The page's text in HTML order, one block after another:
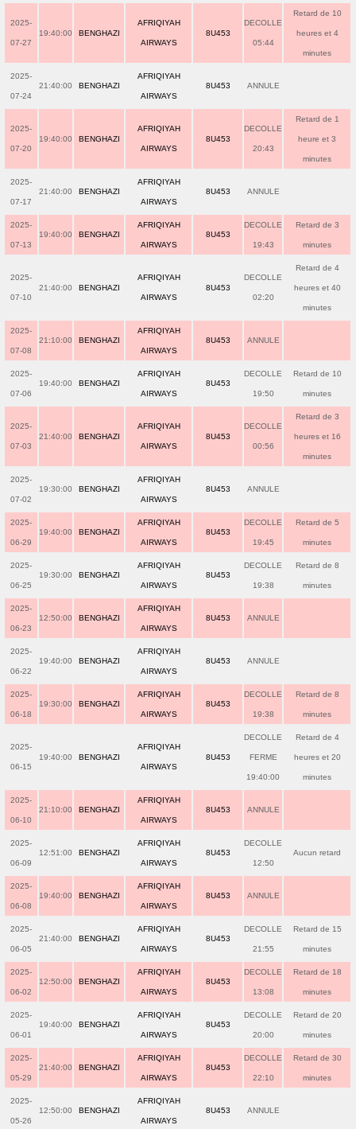
2025-
07-27
19:40:00 BENGHAZI
AFRIQIYAH
AIRWAYS
8U453
DECOLLE
05:44
Retard de 10
heures et 4
minutes
2025-
07-24
21:40:00 BENGHAZI
AFRIQIYAH
AIRWAYS
8U453 ANNULE
2025-
07-20
19:40:00 BENGHAZI
AFRIQIYAH
AIRWAYS
8U453
DECOLLE
20:43
Retard de 1
heure et 3
minutes
2025-
07-17
21:40:00 BENGHAZI
AFRIQIYAH
AIRWAYS
8U453 ANNULE
2025-
07-13
19:40:00 BENGHAZI
AFRIQIYAH
AIRWAYS
8U453
DECOLLE
19:43
Retard de 3
minutes
2025-
07-10
21:40:00 BENGHAZI
AFRIQIYAH
AIRWAYS
8U453
DECOLLE
02:20
Retard de 4
heures et 40
minutes
2025-
07-08
21:10:00 BENGHAZI
AFRIQIYAH
AIRWAYS
8U453 ANNULE
2025-
07-06
19:40:00 BENGHAZI
AFRIQIYAH
AIRWAYS
8U453
DECOLLE
19:50
Retard de 10
minutes
2025-
07-03
21:40:00 BENGHAZI
AFRIQIYAH
AIRWAYS
8U453
DECOLLE
00:56
Retard de 3
heures et 16
minutes
2025-
07-02
19:30:00 BENGHAZI
AFRIQIYAH
AIRWAYS
8U453 ANNULE
2025-
06-29
19:40:00 BENGHAZI
AFRIQIYAH
AIRWAYS
8U453
DECOLLE
19:45
Retard de 5
minutes
2025-
06-25
19:30:00 BENGHAZI
AFRIQIYAH
AIRWAYS
8U453
DECOLLE
19:38
Retard de 8
minutes
2025-
06-23
12:50:00 BENGHAZI
AFRIQIYAH
AIRWAYS
8U453 ANNULE
2025-
06-22
19:40:00 BENGHAZI
AFRIQIYAH
AIRWAYS
8U453 ANNULE
2025-
06-18
19:30:00 BENGHAZI
AFRIQIYAH
AIRWAYS
8U453
DECOLLE
19:38
Retard de 8
minutes
2025-
06-15
19:40:00 BENGHAZI
AFRIQIYAH
AIRWAYS
8U453
DECOLLE
FERME
19:40:00
Retard de 4
heures et 20
minutes
2025-
06-10
21:10:00 BENGHAZI
AFRIQIYAH
AIRWAYS
8U453 ANNULE
2025-
06-09
12:51:00 BENGHAZI
AFRIQIYAH
AIRWAYS
8U453
DECOLLE
12:50
Aucun retard
2025-
06-08
19:40:00 BENGHAZI
AFRIQIYAH
AIRWAYS
8U453 ANNULE
2025-
06-05
21:40:00 BENGHAZI
AFRIQIYAH
AIRWAYS
8U453
DECOLLE
21:55
Retard de 15
minutes
2025-
06-02
12:50:00 BENGHAZI
AFRIQIYAH
AIRWAYS
8U453
DECOLLE
13:08
Retard de 18
minutes
2025-
06-01
19:40:00 BENGHAZI
AFRIQIYAH
AIRWAYS
8U453
DECOLLE
20:00
Retard de 20
minutes
2025-
05-29
21:40:00 BENGHAZI
AFRIQIYAH
AIRWAYS
8U453
DECOLLE
22:10
Retard de 30
minutes
2025-
05-26
12:50:00 BENGHAZI
AFRIQIYAH
AIRWAYS
8U453 ANNULE